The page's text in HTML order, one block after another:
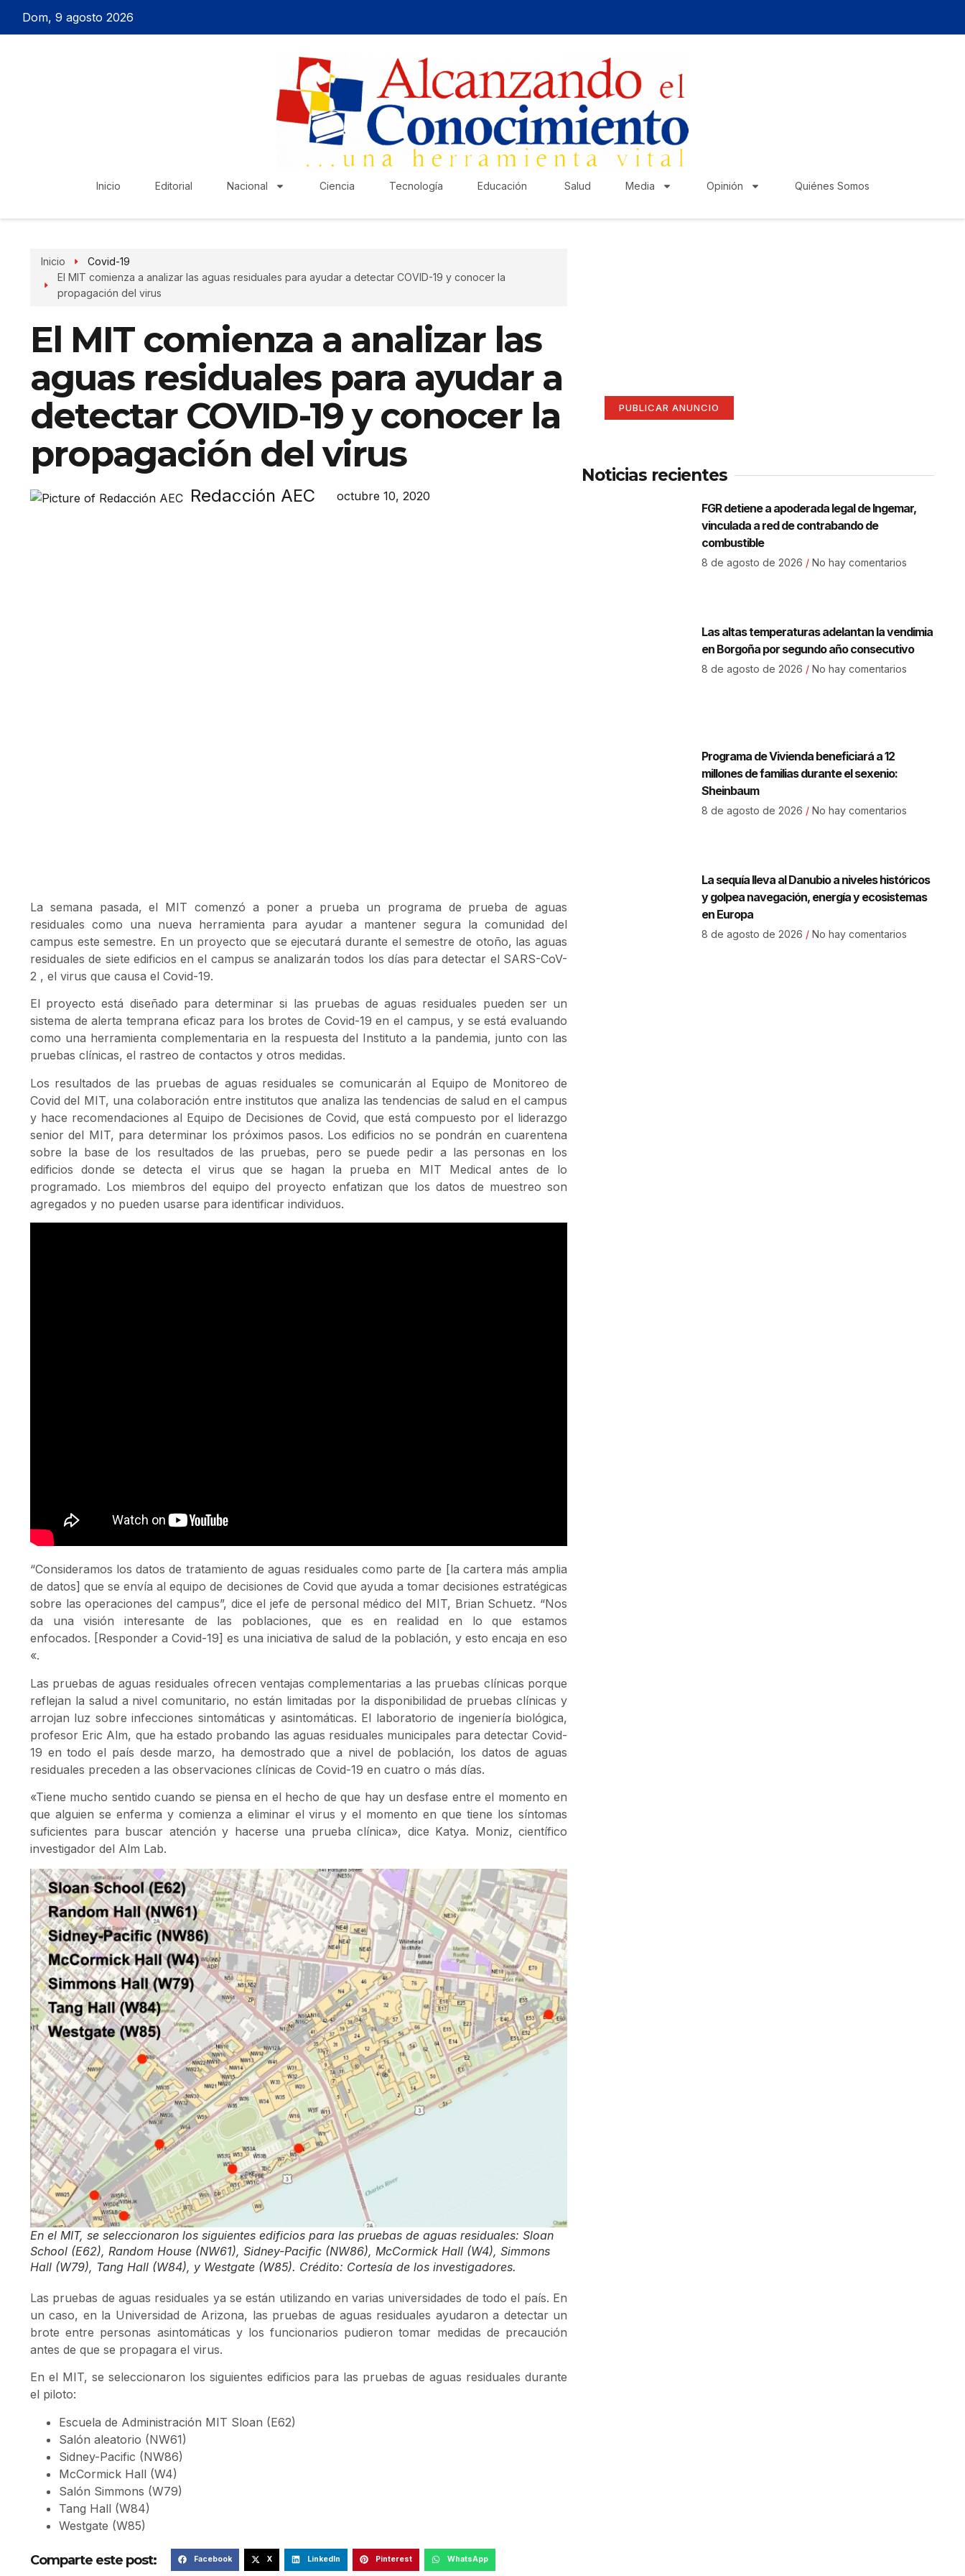
Dom, 9 agosto 2026
Inicio Editorial Nacional Ciencia Tecnología Educación Salud Media Opinión Quiénes Somos
Inicio
Covid-19
El MIT comienza a analizar las aguas residuales para ayudar a detectar COVID-19 y conocer la
propagación del virus
El MIT comienza a analizar las
aguas residuales para ayudar a
detectar COVID-19 y conocer la
propagación del virus
Redacción AEC octubre 10, 2020
La semana pasada, el MIT comenzó a poner a prueba un programa de prueba de aguas
residuales como una nueva herramienta para ayudar a mantener segura la comunidad del
campus este semestre. En un proyecto que se ejecutará durante el semestre de otoño, las aguas
residuales de siete edificios en el campus se analizarán todos los días para detectar el SARS-CoV-
2 , el virus que causa el Covid-19.
El proyecto está diseñado para determinar si las pruebas de aguas residuales pueden ser un
sistema de alerta temprana eficaz para los brotes de Covid-19 en el campus, y se está evaluando
como una herramienta complementaria en la respuesta del Instituto a la pandemia, junto con las
pruebas clínicas, el rastreo de contactos y otros medidas.
Los resultados de las pruebas de aguas residuales se comunicarán al Equipo de Monitoreo de
Covid del MIT, una colaboración entre institutos que analiza las tendencias de salud en el campus
y hace recomendaciones al Equipo de Decisiones de Covid, que está compuesto por el liderazgo
senior del MIT, para determinar los próximos pasos. Los edificios no se pondrán en cuarentena
sobre la base de los resultados de las pruebas, pero se puede pedir a las personas en los
edificios donde se detecta el virus que se hagan la prueba en MIT Medical antes de lo
programado. Los miembros del equipo del proyecto enfatizan que los datos de muestreo son
agregados y no pueden usarse para identificar individuos.
“Consideramos los datos de tratamiento de aguas residuales como parte de [la cartera más amplia
de datos] que se envía al equipo de decisiones de Covid que ayuda a tomar decisiones estratégicas
sobre las operaciones del campus”, dice el jefe de personal médico del MIT, Brian Schuetz. “Nos
da una visión interesante de las poblaciones, que es en realidad en lo que estamos
enfocados. [Responder a Covid-19] es una iniciativa de salud de la población, y esto encaja en eso
«.
Las pruebas de aguas residuales ofrecen ventajas complementarias a las pruebas clínicas porque
reflejan la salud a nivel comunitario, no están limitadas por la disponibilidad de pruebas clínicas y
arrojan luz sobre infecciones sintomáticas y asintomáticas. El laboratorio de ingeniería biológica,
profesor Eric Alm, que ha estado probando las aguas residuales municipales para detectar Covid-
19 en todo el país desde marzo, ha demostrado que a nivel de población, los datos de aguas
residuales preceden a las observaciones clínicas de Covid-19 en cuatro o más días.
«Tiene mucho sentido cuando se piensa en el hecho de que hay un desfase entre el momento en
que alguien se enferma y comienza a eliminar el virus y el momento en que tiene los síntomas
suficientes para buscar atención y hacerse una prueba clínica», dice Katya. Moniz, científico
investigador del Alm Lab.
En el MIT, se seleccionaron los siguientes edificios para las pruebas de aguas residuales: Sloan
School (E62), Random House (NW61), Sidney-Pacific (NW86), McCormick Hall (W4), Simmons
Hall (W79), Tang Hall (W84), y Westgate (W85). Crédito: Cortesía de los investigadores.
Las pruebas de aguas residuales ya se están utilizando en varias universidades de todo el país. En
un caso, en la Universidad de Arizona, las pruebas de aguas residuales ayudaron a detectar un
brote entre personas asintomáticas y los funcionarios pudieron tomar medidas de precaución
antes de que se propagara el virus.
En el MIT, se seleccionaron los siguientes edificios para las pruebas de aguas residuales durante
el piloto:
Escuela de Administración MIT Sloan (E62)
Salón aleatorio (NW61)
Sidney-Pacific (NW86)
McCormick Hall (W4)
Salón Simmons (W79)
Tang Hall (W84)
Westgate (W85)
Comparte este post: Facebook X LinkedIn Pinterest WhatsApp
PUBLICAR ANUNCIO
Noticias recientes
FGR detiene a apoderada legal de Ingemar,
vinculada a red de contrabando de
combustible
8 de agosto de 2026 No hay comentarios
Las altas temperaturas adelantan la vendimia
en Borgoña por segundo año consecutivo
8 de agosto de 2026 No hay comentarios
Programa de Vivienda beneficiará a 12
millones de familias durante el sexenio:
Sheinbaum
8 de agosto de 2026 No hay comentarios
La sequía lleva al Danubio a niveles históricos
y golpea navegación, energía y ecosistemas
en Europa
8 de agosto de 2026 No hay comentarios